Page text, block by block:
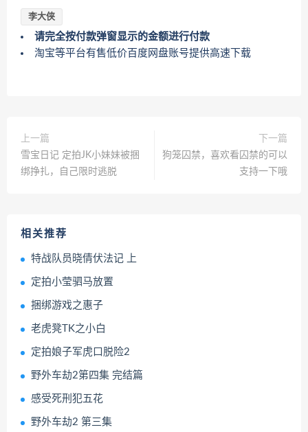
李大侠
请完全按付款弹窗显示的金额进行付款
淘宝等平台有售低价百度网盘账号提供高速下载
上一篇
雪宝日记 定拍JK小妹妹被捆
绑挣扎，自己限时逃脱
下一篇
狗笼囚禁，喜欢看囚禁的可以
支持一下哦
相关推荐
特战队员晓倩伏法记 上
定拍小莹驷马放置
捆绑游戏之惠子
老虎凳TK之小白
定拍娘子军虎口脱险2
野外车劫2第四集 完结篇
感受死刑犯五花
野外车劫2 第三集